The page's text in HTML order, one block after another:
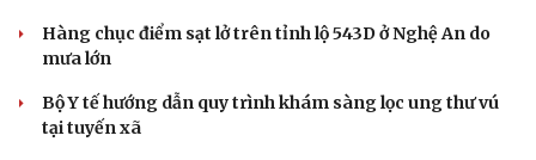
Hàng chục điểm sạt lở trên tỉnh lộ 543D ở Nghệ An do
mưa lớn
Bộ Y tế hướng dẫn quy trình khám sàng lọc ung thư vú
tại tuyến xã